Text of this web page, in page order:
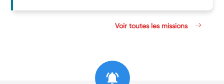
Voir toutes les missions